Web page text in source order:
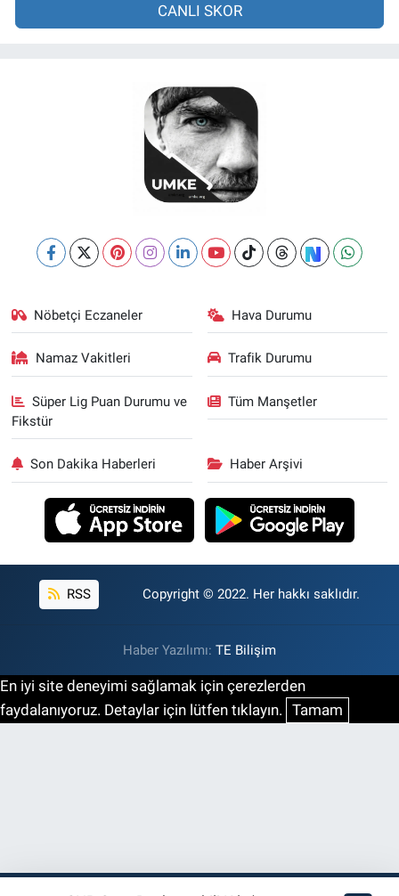
CANLI SKOR
Nöbetçi Eczaneler Hava Durumu
Namaz Vakitleri Trafik Durumu
Süper Lig Puan Durumu ve
Fikstür
Tüm Manşetler
Son Dakika Haberleri Haber Arşivi
RSS Copyright © 2022. Her hakkı saklıdır.
Haber Yazılımı: TE Bilişim
En iyi site deneyimi sağlamak için çerezlerden
faydalanıyoruz. Detaylar için lütfen tıklayın. Tamam